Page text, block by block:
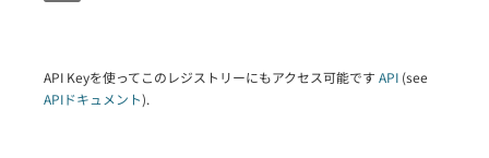
API Keyを使ってこのレジストリーにもアクセス可能です API (see
APIドキュメント).